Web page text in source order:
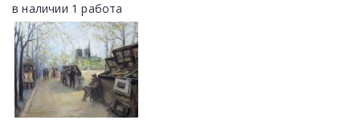
в наличии 1 работа